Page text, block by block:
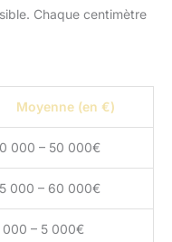
Chaque centimètre
Moyenne (en €)
000 – 50 000€
000 – 60 000€
000 – 5 000€